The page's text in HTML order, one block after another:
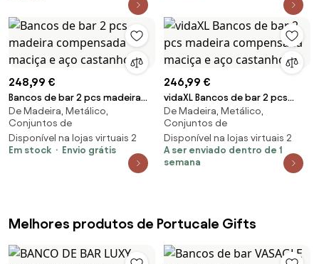
248,99 €
Bancos de bar 2 pcs madeira
compensada maciça e aço
castanho
De Madeira, Metálico,
Conjuntos de
Disponível na lojas virtuais 2
Em stock
Envio grátis
246,99 €
vidaXL Bancos de bar 2 pcs
madeira compensada maciça e
aço castanho
De Madeira, Metálico,
Conjuntos de
Disponível na lojas virtuais 2
A ser enviado dentro de 1
semana
Melhores produtos de Portucale Gifts